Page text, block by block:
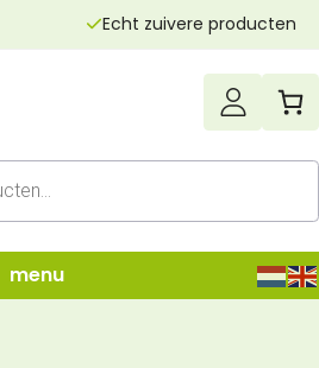
Echt zuivere producten
menu